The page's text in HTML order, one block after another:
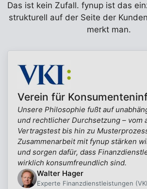
Das ist kein Zufall. fynup ist das
strukturell auf der Seite der
merkt man.
Verein für
Unsere Philosophie fußt auf
und rechtlicher Durchsetzung – vom
Vertragstest bis hin zu
Zusammenarbeit mit fynup stärken
und sorgen dafür, dass
wirklich konsumfreundlich sind.
Walter Hager
Experte Finanzdienstleistungen